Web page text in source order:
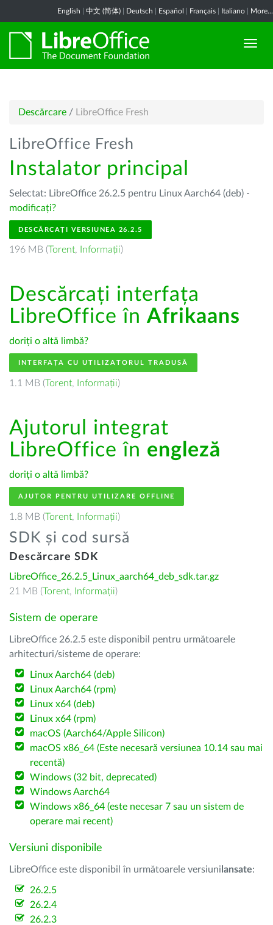
English 中文 (简体) Deutsch Español Français Italiano More...
Descărcare / LibreOffice Fresh
LibreOffice Fresh
Instalator principal
Selectat: LibreOffice 26.2.5 pentru Linux Aarch64 (deb) -
modificați?
DESCĂRCAȚI VERSIUNEA 26.2.5
196 MB (Torent, Informații)
Descărcați interfața
LibreOffice în Afrikaans
doriți o altă limbă?
INTERFAȚA CU UTILIZATORUL TRADUSĂ
1.1 MB (Torent, Informații)
Ajutorul integrat
LibreOffice în engleză
doriți o altă limbă?
AJUTOR PENTRU UTILIZARE OFFLINE
1.8 MB (Torent, Informații)
SDK și cod sursă
Descărcare SDK
LibreOffice_26.2.5_Linux_aarch64_deb_sdk.tar.gz
21 MB (Torent, Informații)
Sistem de operare
LibreOffice 26.2.5 este disponibil pentru următoarele
arhitecturi/sisteme de operare:
Linux Aarch64 (deb)
Linux Aarch64 (rpm)
Linux x64 (deb)
Linux x64 (rpm)
macOS (Aarch64/Apple Silicon)
macOS x86_64 (Este necesară versiunea 10.14 sau mai
recentă)
Windows (32 bit, deprecated)
Windows Aarch64
Windows x86_64 (este necesar 7 sau un sistem de
operare mai recent)
Versiuni disponibile
LibreOffice este disponibil în următoarele versiuni lansate:
26.2.5
26.2.4
26.2.3